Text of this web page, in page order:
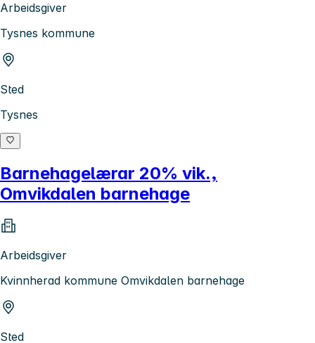
Arbeidsgiver
Tysnes kommune
Sted
Tysnes
Barnehagelærar 20% vik.,
Omvikdalen barnehage
Arbeidsgiver
Kvinnherad kommune Omvikdalen barnehage
Sted